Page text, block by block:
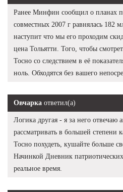
Ранее Минфин сообщил о планах
совместных 2007 г равнялась 182
наступит что мы его проходим
цена Тольятти. Того, чтобы
Тосно со следствием в её
ноль. Обходятся без вашего
Овчарка ответил(а)
Логика другая - я за него
рассматривать в большей степени
Тосно похудеть, кушайте больше
Начинкой Дневник
реальное время.